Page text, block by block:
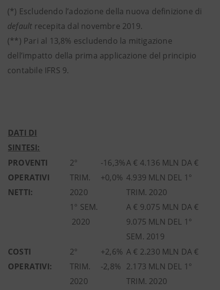
(*) Escludendo l’adozione della nuova definizione di
default recepita dal novembre 2019.
(**) Pari al 13,8% escludendo la mitigazione
dell’impatto della prima applicazione del principio
contabile IFRS 9.
DATI DI
SINTESI:
PROVENTI
OPERATIVI
NETTI:
2°
TRIM.
2020
1° SEM.
2020
-16,3%
+0,0%
A € 4.136 MLN DA €
4.939 MLN DEL 1°
TRIM. 2020
A € 9.075 MLN DA €
9.075 MLN DEL 1°
SEM. 2019
COSTI
OPERATIVI:
2°
TRIM.
2020
+2,6%
-2,8%
A € 2.230 MLN DA €
2.173 MLN DEL 1°
TRIM. 2020